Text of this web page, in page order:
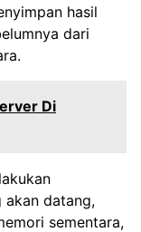
hasil
dari
Di
akan datang,
sementara,